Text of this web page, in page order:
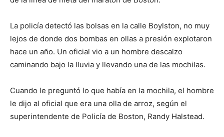
La policía detectó las bolsas en la calle Boylston, no muy
lejos de donde dos bombas en ollas a presión explotaron
hace un año. Un oficial vio a un hombre descalzo
caminando bajo la lluvia y llevando una de las mochilas.
Cuando le preguntó lo que había en la mochila, el hombre
le dijo al oficial que era una olla de arroz, según el
superintendente de Policía de Boston, Randy Halstead.